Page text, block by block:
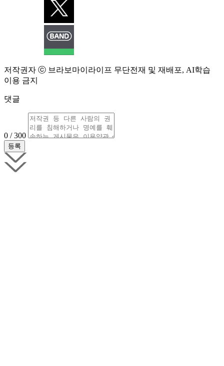
저작권자 ⓒ 브라보마이라이프 무단전재 및 재배포, AI학습
이용 금지
댓글
0 / 300